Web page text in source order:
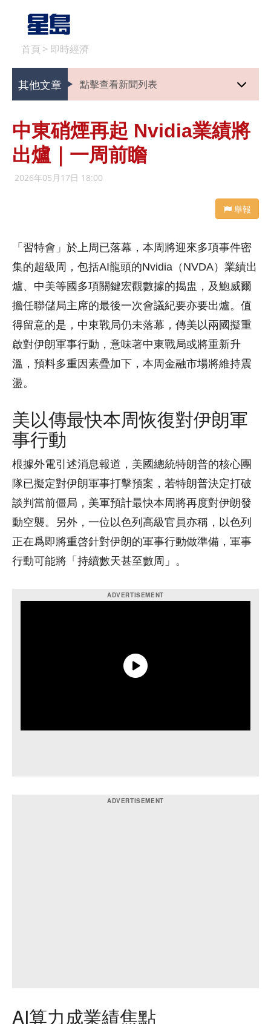
首頁 > 即時經濟
其他文章 點擊查看新聞列表
中東硝煙再起 Nvidia業績將
出爐｜一周前瞻
2026年05月17日 18:00
舉報
「習特會」於上周已落幕，本周將迎來多項事件密
集的超級周，包括AI龍頭的Nvidia（NVDA）業績出
爐、中美等國多項關鍵宏觀數據的揭盅，及鮑威爾
擔任聯儲局主席的最後一次會議紀要亦要出爐。值
得留意的是，中東戰局仍未落幕，傳美以兩國擬重
啟對伊朗軍事行動，意味著中東戰局或將重新升
溫，預料多重因素疊加下，本周金融市場將維持震
盪。
美以傳最快本周恢復對伊朗軍
事行動
根據外電引述消息報道，美國總統特朗普的核心團
隊已擬定對伊朗軍事打擊預案，若特朗普決定打破
談判當前僵局，美軍預計最快本周將再度對伊朗發
動空襲。另外，一位以色列高級官員亦稱，以色列
正在爲即將重啓針對伊朗的軍事行動做準備，軍事
行動可能將「持續數天甚至數周」。
AI算力成業績焦點